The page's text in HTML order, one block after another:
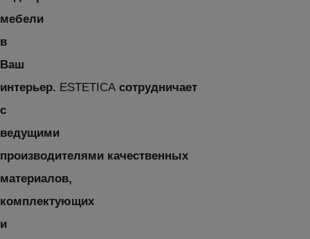
мебели
в
Ваш
интерьер. ESTETICA сотрудничает
с
ведущими
производителями качественных
материалов,
комплектующих
и